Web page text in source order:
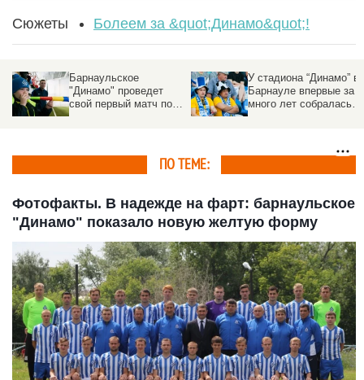
Сюжеты Болеем за &quot;Динамо&quot;!
Барнаульское
"Динамо" проведет
свой первый матч под
У стадиона “Динамо” в
Барнауле впервые за
много лет собралась
ПО ТЕМЕ:
Фотофакты. В надежде на фарт: барнаульское
"Динамо" показало новую желтую форму